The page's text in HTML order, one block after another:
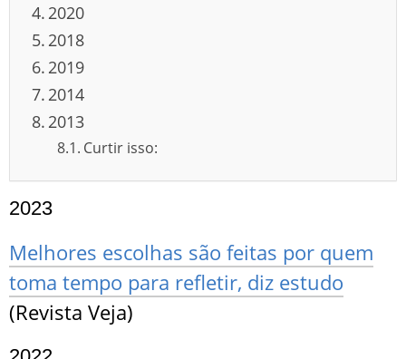
2020
2018
2019
2014
2013
Curtir isso:
2023
Melhores escolhas são feitas por quem
toma tempo para refletir, diz estudo
(Revista Veja)